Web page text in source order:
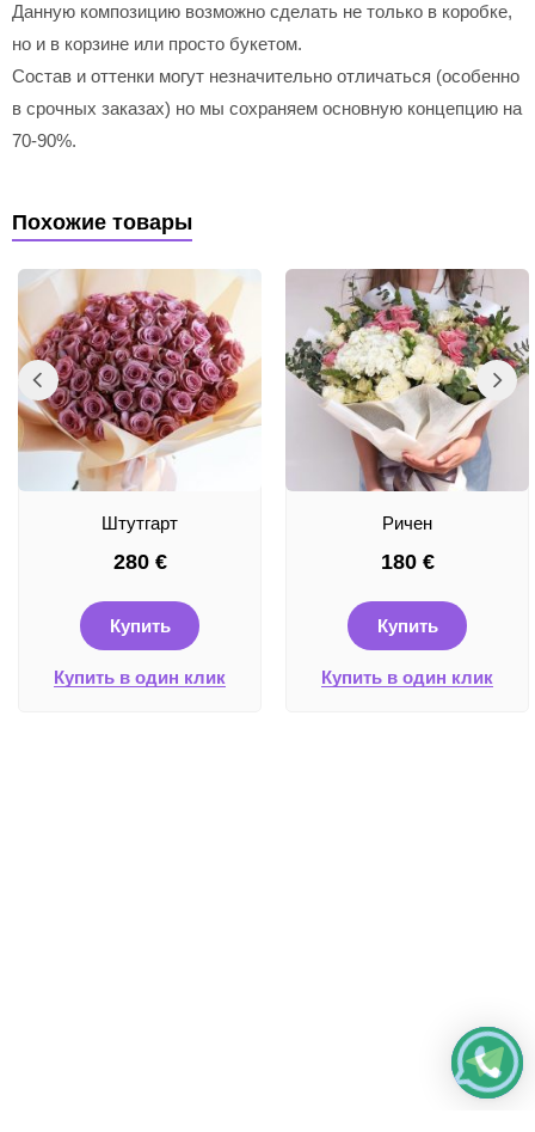
Данную композицию возможно сделать не только в коробке,
но и в корзине или просто букетом.
Состав и оттенки могут незначительно отличаться (особенно
в срочных заказах) но мы сохраняем основную концепцию на
70-90%.
Похожие товары
Штутгарт
280 €
Купить
Купить в один клик
Ричен
180 €
Купить
Купить в один клик